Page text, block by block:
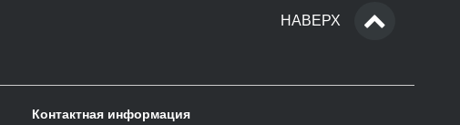
НАВЕРХ
Контактная информация